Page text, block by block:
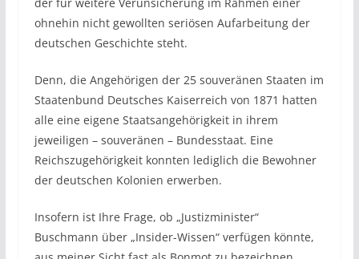
der für weitere Verunsicherung im Rahmen einer
ohnehin nicht gewollten seriösen Aufarbeitung der
deutschen Geschichte steht.
Denn, die Angehörigen der 25 souveränen Staaten im
Staatenbund Deutsches Kaiserreich von 1871 hatten
alle eine eigene Staatsangehörigkeit in ihrem
jeweiligen – souveränen – Bundesstaat. Eine
Reichszugehörigkeit konnten lediglich die Bewohner
der deutschen Kolonien erwerben.
Insofern ist Ihre Frage, ob „Justizminister“
Buschmann über „Insider-Wissen“ verfügen könnte,